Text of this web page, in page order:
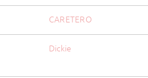
CARETERO
Dickie